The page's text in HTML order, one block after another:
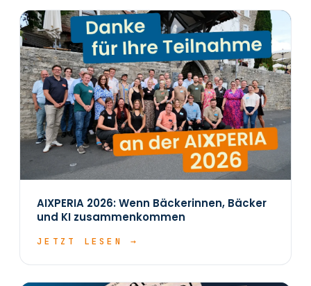
AIXPERIA 2026: Wenn Bäckerinnen, Bäcker
und KI zusammenkommen
JETZT LESEN →